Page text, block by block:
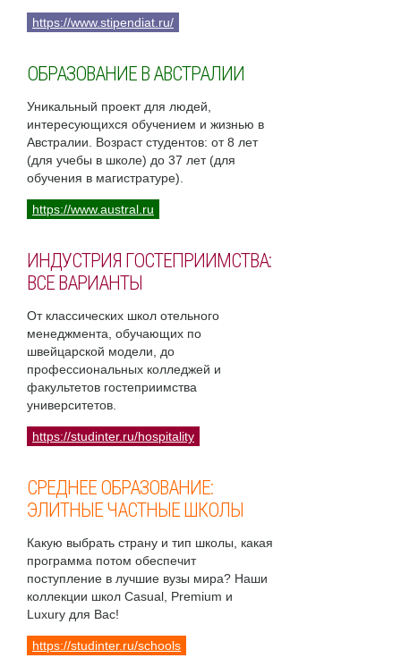
https://www.stipendiat.ru/
ОБРАЗОВАНИЕ В АВСТРАЛИИ
Уникальный проект для людей,
интересующихся обучением и жизнью в
Австралии. Возраст студентов: от 8 лет
(для учебы в школе) до 37 лет (для
обучения в магистратуре).
https://www.austral.ru
ИНДУСТРИЯ ГОСТЕПРИИМСТВА:
ВСЕ ВАРИАНТЫ
От классических школ отельного
менеджмента, обучающих по
швейцарской модели, до
профессиональных колледжей и
факультетов гостеприимства
университетов.
https://studinter.ru/hospitality
СРЕДНЕЕ ОБРАЗОВАНИЕ:
ЭЛИТНЫЕ ЧАСТНЫЕ ШКОЛЫ
Какую выбрать страну и тип школы, какая
программа потом обеспечит
поступление в лучшие вузы мира? Наши
коллекции школ Casual, Premium и
Luxury для Вас!
https://studinter.ru/schools